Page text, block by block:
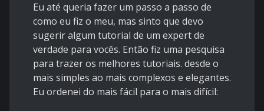
Eu até queria fazer um passo a passo de
como eu fiz o meu, mas sinto que devo
sugerir algum tutorial de um expert de
verdade para vocês. Então fiz uma pesquisa
para trazer os melhores tutoriais. desde o
mais simples ao mais complexos e elegantes.
Eu ordenei do mais fácil para o mais difícil: